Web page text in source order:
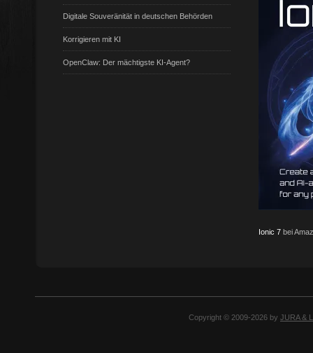
Digitale Souveränität in deutschen Behörden
Korrigieren mit KI
OpenClaw: Der mächtigste KI-Agent?
Ionic 7 bei
Copyright © 2009-2026 by JURA &